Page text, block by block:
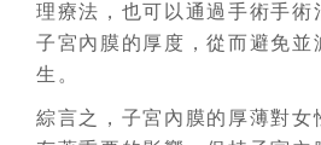
理療法，也可以通過手術手術
子宮內膜的厚度，從而避免並
生。
綜言之，子宮內膜的厚薄對女